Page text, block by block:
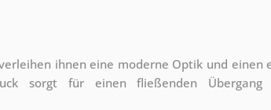
ihnen eine moderne Optik und einen
sorgt für einen fließenden